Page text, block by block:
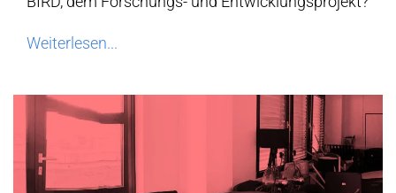
Weiterlesen...